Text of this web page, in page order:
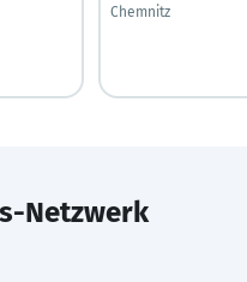
Chemnitz
Netzwerk